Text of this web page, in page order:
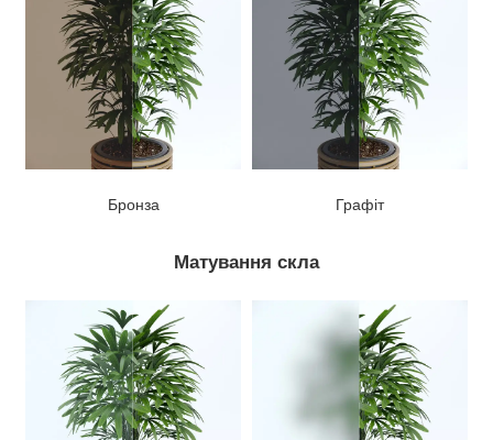
Бронза Графіт
Матування скла